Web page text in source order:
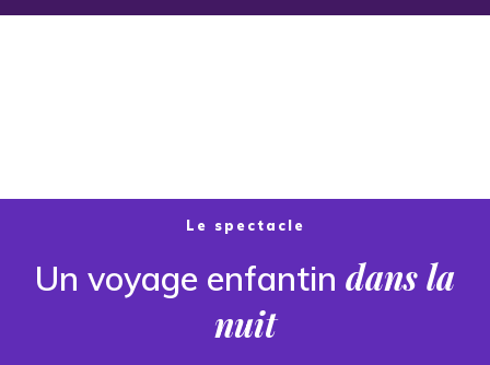
Le spectacle
Un voyage enfantin dans la
nuit